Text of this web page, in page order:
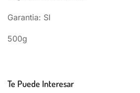
Garantia: SI
500g
Te Puede Interesar